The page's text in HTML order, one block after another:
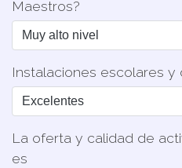
Maestros?
Instalaciones escolares y
La oferta y calidad de
es